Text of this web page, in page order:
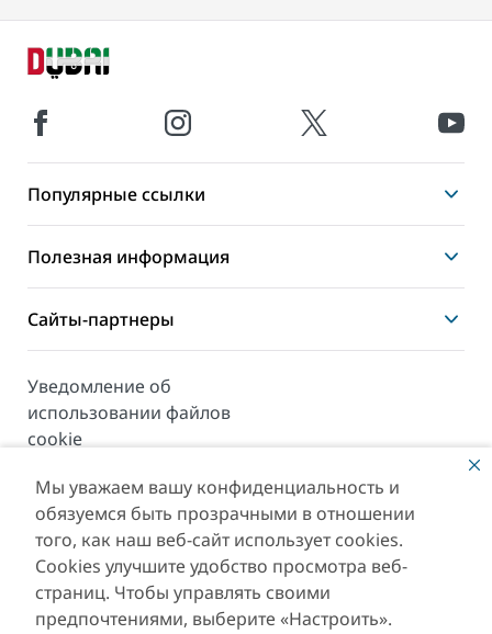
Мы уважаем вашу конфиденциальность и
обязуемся быть прозрачными в отношении
того, как наш веб-сайт использует cookies.
Cookies улучшите удобство просмотра веб-
страниц. Чтобы управлять своими
предпочтениями, выберите «Настроить».
Популярные ссылки
Полезная информация
Сайты-партнеры
Уведомление об
использовании файлов
cookie
Copyright © 2026. Данный сайт поддерживается
Департаментом Экономики и Туризма
(Department of Economy and Tourism).
Последнее обновление сайта [06/08/2026]